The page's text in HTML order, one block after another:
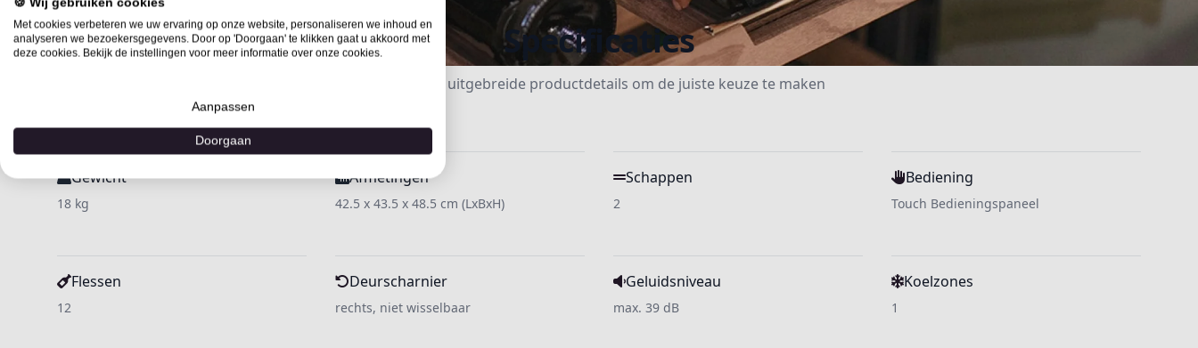
Specificaties
Ontdek de uitgebreide productdetails om de juiste keuze te maken
Gewicht
18 kg
Afmetingen
42.5 x 43.5 x 48.5 cm (LxBxH)
Schappen
2
Bediening
Touch Bedieningspaneel
Flessen
12
Deurscharnier
rechts, niet wisselbaar
Geluidsniveau
max. 39 dB
Koelzones
1
Met cookies verbeteren we uw ervaring op onze website, personaliseren we inhoud en
analyseren we bezoekersgegevens. Door op 'Doorgaan' te klikken gaat u akkoord met
deze cookies. Bekijk de instellingen voor meer informatie over onze cookies.
Aanpassen
Doorgaan